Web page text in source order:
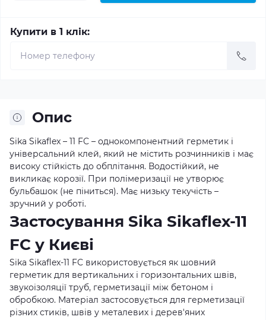
Купити в 1 клік:
Опис
Sika Sikaflex – 11 FC – однокомпонентний герметик і
універсальний клей, який не містить розчинників і має
високу стійкість до обплітання. Водостійкий, не
викликає корозії. При полімеризації не утворює
бульбашок (не піниться). Має низьку текучість –
зручний у роботі.
Застосування Sika Sikaflex-11
FC у Києві
Sika Sikaflex-11 FC використовується як шовний
герметик для вертикальних і горизонтальних швів,
звукоізоляції труб, герметизації між бетоном і
обробкою. Матеріал застосовується для герметизації
різних стиків, швів у металевих і дерев'яних